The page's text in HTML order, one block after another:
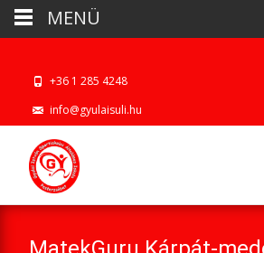
+36 1 285 4248
info@gyulaisuli.hu
MENÜ